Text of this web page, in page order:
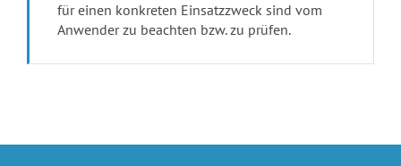
für einen konkreten Einsatzzweck sind vom
Anwender zu beachten bzw. zu prüfen.